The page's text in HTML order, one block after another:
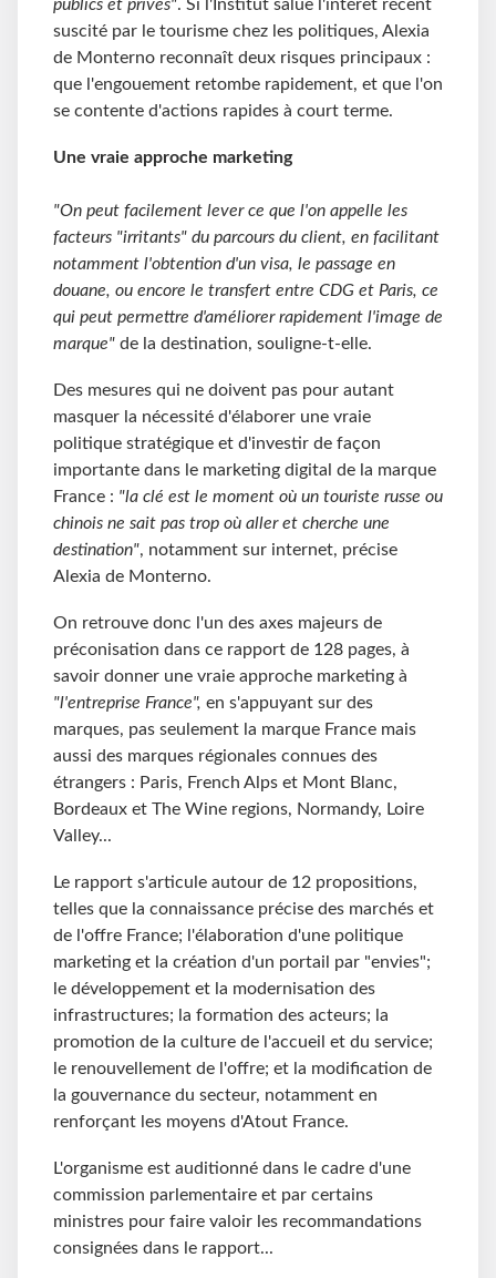
publics et privés". Si l'Institut salue l'intérêt récent
suscité par le tourisme chez les politiques, Alexia
de Monterno reconnaît deux risques principaux :
que l'engouement retombe rapidement, et que l'on
se contente d'actions rapides à court terme.
Une vraie approche marketing
"On peut facilement lever ce que l'on appelle les
facteurs "irritants" du parcours du client, en facilitant
notamment l'obtention d'un visa, le passage en
douane, ou encore le transfert entre CDG et Paris, ce
qui peut permettre d'améliorer rapidement l'image de
marque" de la destination, souligne-t-elle.
Des mesures qui ne doivent pas pour autant
masquer la nécessité d'élaborer une vraie
politique stratégique et d'investir de façon
importante dans le marketing digital de la marque
France : "la clé est le moment où un touriste russe ou
chinois ne sait pas trop où aller et cherche une
destination", notamment sur internet, précise
Alexia de Monterno.
On retrouve donc l'un des axes majeurs de
préconisation dans ce rapport de 128 pages, à
savoir donner une vraie approche marketing à
"l'entreprise France", en s'appuyant sur des
marques, pas seulement la marque France mais
aussi des marques régionales connues des
étrangers : Paris, French Alps et Mont Blanc,
Bordeaux et The Wine regions, Normandy, Loire
Valley...
Le rapport s'articule autour de 12 propositions,
telles que la connaissance précise des marchés et
de l'offre France; l'élaboration d'une politique
marketing et la création d'un portail par "envies";
le développement et la modernisation des
infrastructures; la formation des acteurs; la
promotion de la culture de l'accueil et du service;
le renouvellement de l'offre; et la modification de
la gouvernance du secteur, notamment en
renforçant les moyens d'Atout France.
L'organisme est auditionné dans le cadre d'une
commission parlementaire et par certains
ministres pour faire valoir les recommandations
consignées dans le rapport...